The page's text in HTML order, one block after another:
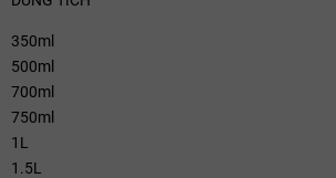
350ml
500ml
700ml
750ml
1L
1.5L